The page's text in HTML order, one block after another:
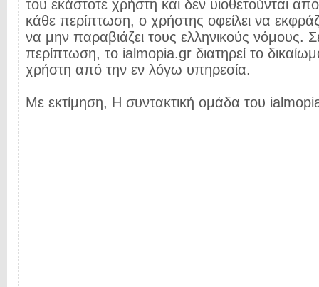
του εκάστοτε χρήστη και δεν υιοθετούνται
κάθε περίπτωση, ο χρήστης οφείλει να
να μην παραβιάζει τους ελληνικούς νόμους.
περίπτωση, το ialmopia.gr διατηρεί το
χρήστη από την εν λόγω υπηρεσία.
Με εκτίμηση, Η συντακτική ομάδα του